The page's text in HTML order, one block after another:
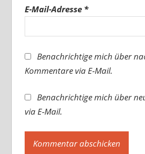
E-Mail-Adresse *
Benachrichtige mich über
Kommentare via E-Mail.
Benachrichtige mich über
via E-Mail.